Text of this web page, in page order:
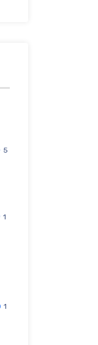
5
1
1